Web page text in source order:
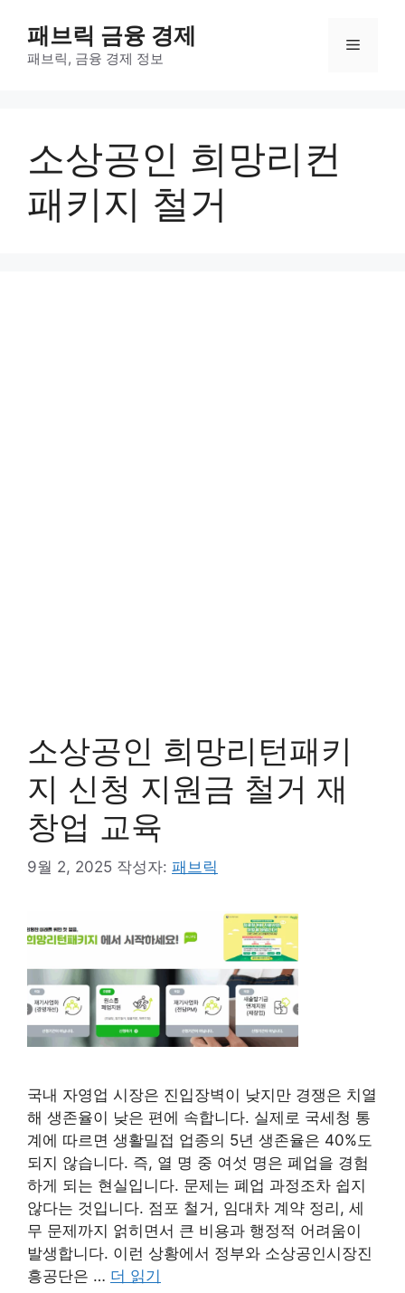
패브릭 금융 경제
패브릭, 금융 경제 정보
메
소상공인 희망리컨
패키지 철거
소상공인 희망리턴패키
지 신청 지원금 철거 재
창업 교육
9월 2, 2025 작성자: 패브릭
국내 자영업 시장은 진입장벽이 낮지만 경쟁은 치열
해 생존율이 낮은 편에 속합니다. 실제로 국세청 통
계에 따르면 생활밀접 업종의 5년 생존율은 40%도
되지 않습니다. 즉, 열 명 중 여섯 명은 폐업을 경험
하게 되는 현실입니다. 문제는 폐업 과정조차 쉽지
않다는 것입니다. 점포 철거, 임대차 계약 정리, 세
무 문제까지 얽히면서 큰 비용과 행정적 어려움이
발생합니다. 이런 상황에서 정부와 소상공인시장진
흥공단은 … 더 읽기